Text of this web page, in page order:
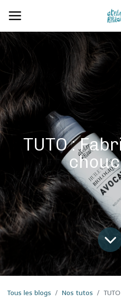
TUTO :
Tous les blogs Nos tutos